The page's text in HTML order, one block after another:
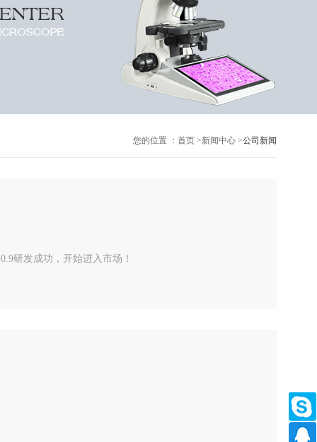
您的位置 ： 首页 >新闻中心 >公司新闻
研发成功，开始进入市场！